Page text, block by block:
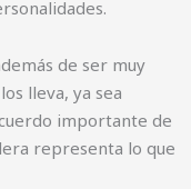
de ser muy
lleva, ya sea
importante de
representa lo que